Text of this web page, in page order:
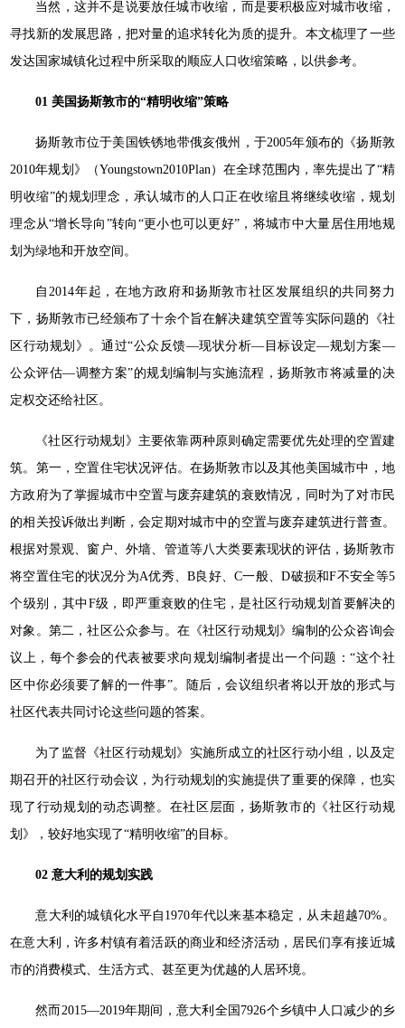
当然，这并不是说要放任城市收缩，而是要积极应对城市收缩，
寻找新的发展思路，把对量的追求转化为质的提升。本文梳理了一些
发达国家城镇化过程中所采取的顺应人口收缩策略，以供参考。
01 美国扬斯敦市的“精明收缩”策略
扬斯敦市位于美国铁锈地带俄亥俄州，于2005年颁布的《扬斯敦
2010年规划》（Youngstown2010Plan）在全球范围内，率先提出了“精
明收缩”的规划理念，承认城市的人口正在收缩且将继续收缩，规划
理念从“增长导向”转向“更小也可以更好”，将城市中大量居住用地规
划为绿地和开放空间。
自2014年起，在地方政府和扬斯敦市社区发展组织的共同努力
下，扬斯敦市已经颁布了十余个旨在解决建筑空置等实际问题的《社
区行动规划》。通过“公众反馈—现状分析—目标设定—规划方案—
公众评估—调整方案”的规划编制与实施流程，扬斯敦市将减量的决
定权交还给社区。
《社区行动规划》主要依靠两种原则确定需要优先处理的空置建
筑。第一，空置住宅状况评估。在扬斯敦市以及其他美国城市中，地
方政府为了掌握城市中空置与废弃建筑的衰败情况，同时为了对市民
的相关投诉做出判断，会定期对城市中的空置与废弃建筑进行普查。
根据对景观、窗户、外墙、管道等八大类要素现状的评估，扬斯敦市
将空置住宅的状况分为A优秀、B良好、C一般、D破损和F不安全等5
个级别，其中F级，即严重衰败的住宅，是社区行动规划首要解决的
对象。第二，社区公众参与。在《社区行动规划》编制的公众咨询会
议上，每个参会的代表被要求向规划编制者提出一个问题：“这个社
区中你必须要了解的一件事”。随后，会议组织者将以开放的形式与
社区代表共同讨论这些问题的答案。
为了监督《社区行动规划》实施所成立的社区行动小组，以及定
期召开的社区行动会议，为行动规划的实施提供了重要的保障，也实
现了行动规划的动态调整。在社区层面，扬斯敦市的《社区行动规
划》，较好地实现了“精明收缩”的目标。
02 意大利的规划实践
意大利的城镇化水平自1970年代以来基本稳定，从未超越70%。
在意大利，许多村镇有着活跃的商业和经济活动，居民们享有接近城
市的消费模式、生活方式、甚至更为优越的人居环境。
然而2015—2019年期间，意大利全国7926个乡镇中人口减少的乡